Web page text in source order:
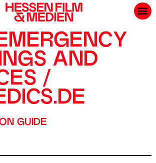
AND
/
GUIDE